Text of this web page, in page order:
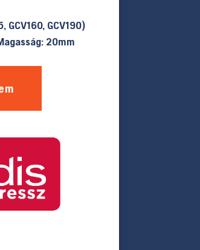
GCV160, GCV190)
20mm